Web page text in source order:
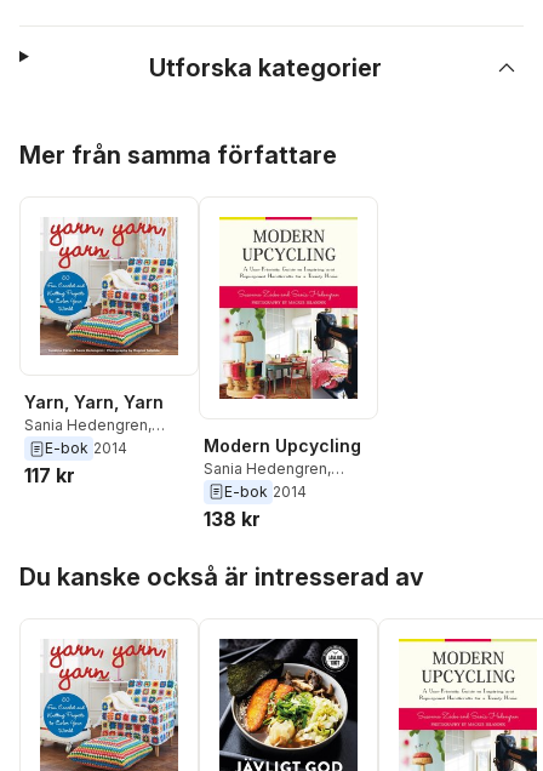
Utforska kategorier
Mer från samma författare
Yarn, Yarn, Yarn
Sania Hedengren,
Susanna Zacke
E-bok 2014
117 kr
Modern Upcycling
Sania Hedengren,
Susanna Zacke
E-bok 2014
138 kr
Du kanske också är intresserad av